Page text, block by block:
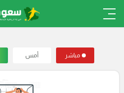
مباشر أمس